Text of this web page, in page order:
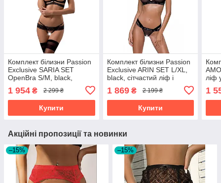
Комплект білизни Passion
Exclusive SARIA SET
OpenBra S/M, black,
стрінги
1 954 ₴ 2 299 ₴
Купити
Комплект білизни Passion
Exclusive ARIN SET L/XL,
black, сітчастий ліф і
1 869₴ 2 199 ₴
Купити
ліф
1
Акційні пропозиції та новинки
–15% –15%